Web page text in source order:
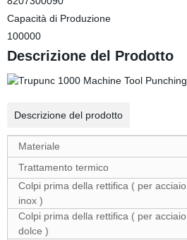
Capacità di Produzione
100000
Descrizione del Prodotto
Descrizione del prodotto
Materiale
Trattamento termico
Colpi prima della rettifica ( per acciaio
inox )
Colpi prima della rettifica ( per acciaio
dolce )